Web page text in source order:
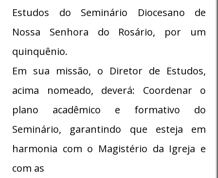
Estudos do Seminário Diocesano de
Nossa Senhora do Rosário, por um
quinquênio.
Em sua missão, o Diretor de Estudos,
acima nomeado, deverá: Coordenar o
plano acadêmico e formativo do
Seminário, garantindo que esteja em
harmonia com o Magistério da Igreja e
com as